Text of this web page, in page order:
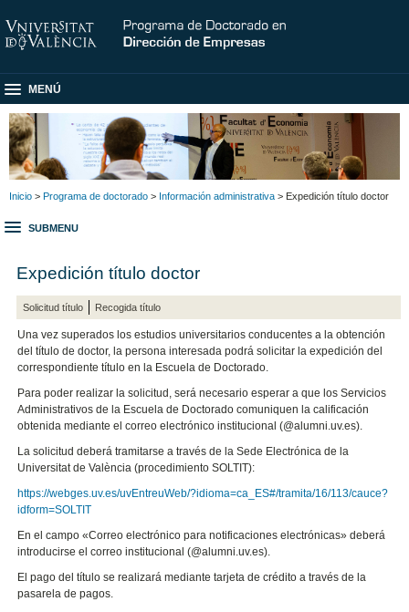
MENÚ
Inicio > Programa de doctorado > Información administrativa > Expedición título doctor
SUBMENU
Expedición título doctor
Solicitud título Recogida título
Una vez superados los estudios universitarios conducentes a la obtención
del título de doctor, la persona interesada podrá solicitar la expedición del
correspondiente título en la Escuela de Doctorado.
Para poder realizar la solicitud, será necesario esperar a que los Servicios
Administrativos de la Escuela de Doctorado comuniquen la calificación
obtenida mediante el correo electrónico institucional (@alumni.uv.es).
La solicitud deberá tramitarse a través de la Sede Electrónica de la
Universitat de València (procedimiento SOLTIT):
https://webges.uv.es/uvEntreuWeb/?idioma=ca_ES#/tramita/16/113/cauce?
idform=SOLTIT
En el campo «Correo electrónico para notificaciones electrónicas» deberá
introducirse el correo institucional (@alumni.uv.es).
El pago del título se realizará mediante tarjeta de crédito a través de la
pasarela de pagos.